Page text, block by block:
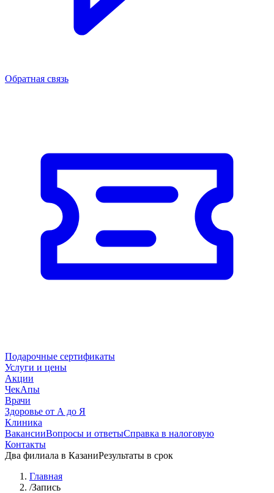
Обратная связь
Подарочные сертификаты
Услуги и цены
Акции
ЧекАпы
Врачи
Здоровье от А до Я
Клиника
ВакансииВопросы и ответыСправка в налоговую
Контакты
Два филиала в КазаниРезультаты в срок
Главная
/Запись